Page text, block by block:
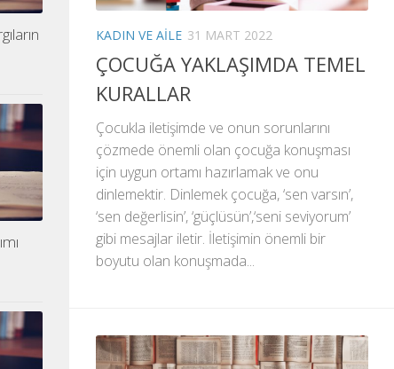
KADIN VE AILE 31 MART 2022
ÇOCUĞA YAKLAŞIMDA TEMEL
KURALLAR
Çocukla iletişimde ve onun sorunlarını
çözmede önemli olan çocuğa konuşması
için uygun ortamı hazırlamak ve onu
dinlemektir. Dinlemek çocuğa, ‘sen varsın’,
‘sen değerlisin’, ‘güçlüsün’,‘seni seviyorum’
gibi mesajlar iletir. İletişimin önemli bir
boyutu olan konuşmada...